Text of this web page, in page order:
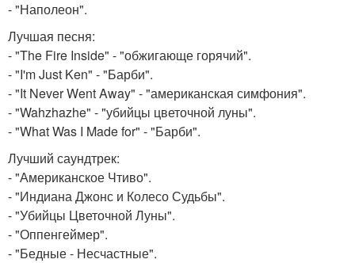
- "Наполеон".
Лучшая песня:
- "The Fire Inside" - "обжигающе горячий".
- "I'm Just Ken" - "Барби".
- "It Never Went Away" - "американская симфония".
- "Wahzhazhe" - "убийцы цветочной луны".
- "What Was I Made for" - "Барби".
Лучший саундтрек:
- "Американское Чтиво".
- "Индиана Джонс и Колесо Судьбы".
- "Убийцы Цветочной Луны".
- "Оппенгеймер".
- "Бедные - Несчастные".